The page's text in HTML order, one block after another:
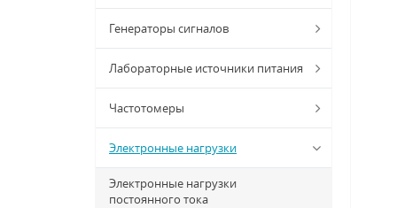
Генераторы сигналов
Лабораторные источники питания
Частотомеры
Электронные нагрузки
Электронные нагрузки
постоянного тока